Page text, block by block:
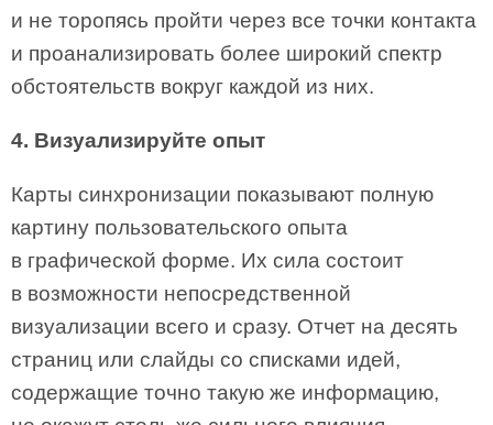
и не торопясь пройти через все точки контакта
и проанализировать более широкий спектр
обстоятельств вокруг каждой из них.
4. Визуализируйте опыт
Карты синхронизации показывают полную
картину пользовательского опыта
в графической форме. Их сила состоит
в возможности непосредственной
визуализации всего и сразу. Отчет на десять
страниц или слайды со списками идей,
содержащие точно такую же информацию,